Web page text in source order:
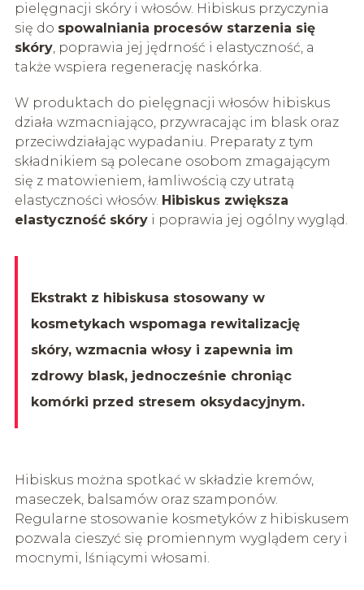
pielęgnacji skóry i włosów. Hibiskus przyczynia
się do spowalniania procesów starzenia się
skóry, poprawia jej jędrność i elastyczność, a
także wspiera regenerację naskórka.
W produktach do pielęgnacji włosów hibiskus
działa wzmacniająco, przywracając im blask oraz
przeciwdziałając wypadaniu. Preparaty z tym
składnikiem są polecane osobom zmagającym
się z matowieniem, łamliwością czy utratą
elastyczności włosów. Hibiskus zwiększa
elastyczność skóryi poprawia jej ogólny wygląd.
Ekstrakt z hibiskusa stosowany w
kosmetykach wspomaga rewitalizację
skóry, wzmacnia włosy i zapewnia im
zdrowy blask, jednocześnie chroniąc
komórki przed stresem oksydacyjnym.
Hibiskus można spotkać w składzie kremów,
maseczek, balsamów oraz szamponów.
Regularne stosowanie kosmetyków z hibiskusem
pozwala cieszyć się promiennym wyglądem cery i
mocnymi, lśniącymi włosami.